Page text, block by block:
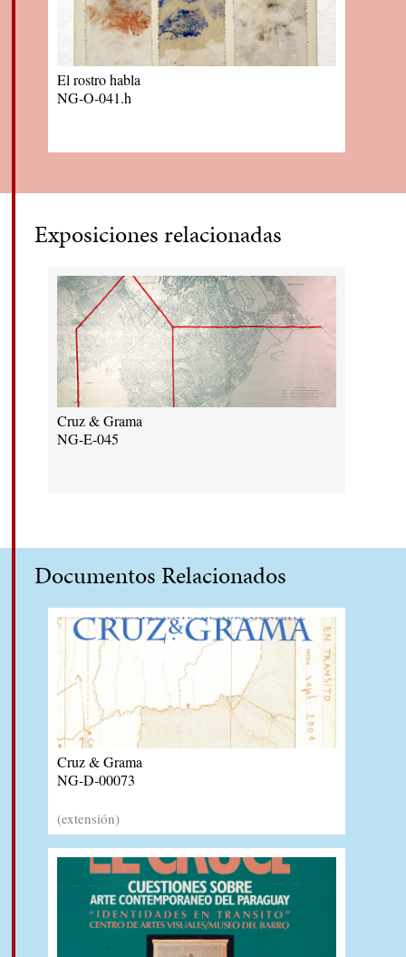
El rostro habla
NG-O-041.h
Exposiciones relacionadas
Cruz & Grama
NG-E-045
Documentos Relacionados
Cruz & Grama
NG-D-00073
(extensión)